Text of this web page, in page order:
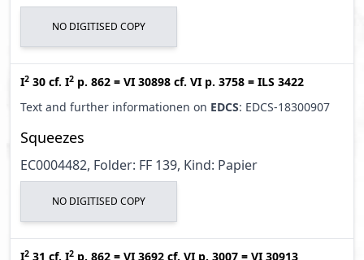
NO DIGITISED COPY
I2 30 cf. I2 p. 862 = VI 30898 cf. VI p. 3758 = ILS 3422
Text and further informationen on EDCS: EDCS-18300907
Squeezes
EC0004482, Folder: FF 139, Kind: Papier
NO DIGITISED COPY
I2 31 cf. I2 p. 862 = VI 3692 cf. VI p. 3007 = VI 30913